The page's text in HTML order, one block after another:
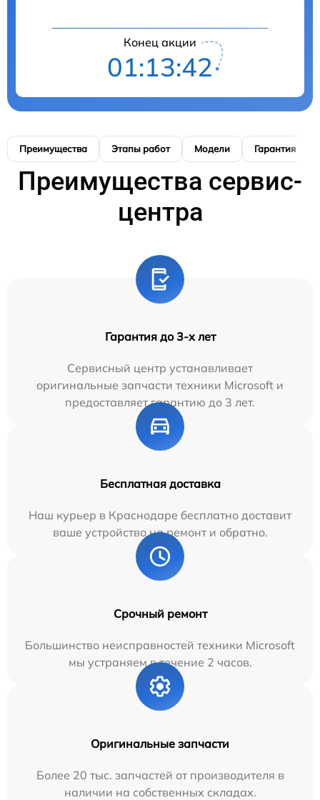
Конец акции
01:13:41
Преимущества Этапы работ Модели Гарантия
Преимущества сервис-
центра
Гарантия до 3-х лет
Сервисный центр устанавливает
оригинальные запчасти техники Microsoft и
предоставляет гарантию до 3 лет.
Бесплатная доставка
Наш курьер в Краснодаре бесплатно доставит
ваше устройство на ремонт и обратно.
Срочный ремонт
Большинство неисправностей техники Microsoft
мы устраняем в течение 2 часов.
Оригинальные запчасти
Более 20 тыс. запчастей от производителя в
наличии на собственных складах.